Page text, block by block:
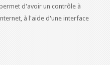
d'avoir un contrôle à
à l'aide d'une interface